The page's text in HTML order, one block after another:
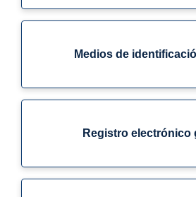
Medios de
Registro electrónico